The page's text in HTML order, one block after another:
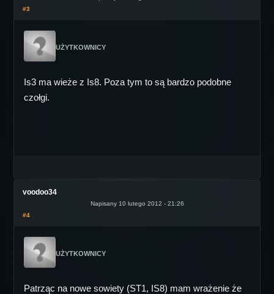
#3
UŻYTKOWNICY
Is3 ma wieże z Is8. Poza tym to są bardzo podobne
czołgi.
voodoo34
Napisany 10 lutego 2012 - 21:26
#4
UŻYTKOWNICY
Patrząc na nowe sowiety (ST1, IS8) mam wrażenie że